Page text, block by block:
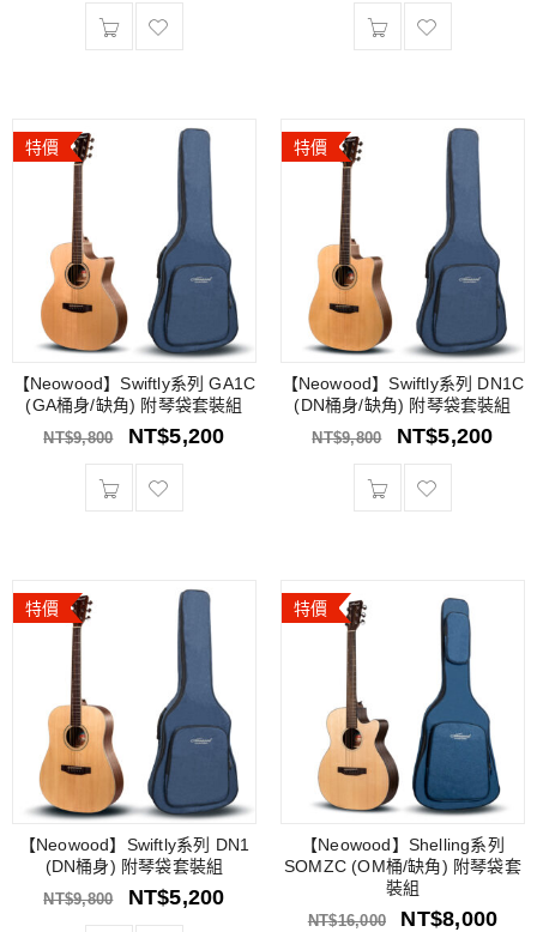
特價
【Neowood】Swiftly系列 GA1C
(GA桶身/缺角) 附琴袋套裝組
NT$9,800 NT$5,200
特價
【Neowood】Swiftly系列 DN1C
(DN桶身/缺角) 附琴袋套裝組
NT$9,800 NT$5,200
特價
【Neowood】Swiftly系列 DN1
(DN桶身) 附琴袋套裝組
NT$9,800 NT$5,200
特價
【Neowood】Shelling系列
SOMZC (OM桶/缺角) 附琴袋套
裝組
NT$16,000 NT$8,000